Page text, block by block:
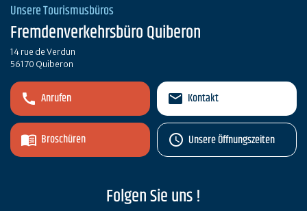
Unsere Tourismusbüros
Fremdenverkehrsbüro Quiberon
14 rue de Verdun
56170 Quiberon
Anrufen
Broschüren
Kontakt
Unsere Öffnungszeiten
Folgen Sie uns !